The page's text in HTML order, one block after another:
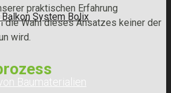
Baumaterialien
praktischen Erfahrung
die Wahl dieses Ansatzes keiner der
wird.
Balkon System Bolix